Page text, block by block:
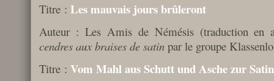
Titre : Les mauvais jours brûleront
Auteur : Les Amis de Némésis (traduction en
cendres aux braises de satinpar le groupe
Titre : Vom Mahl aus Schutt und Asche zur